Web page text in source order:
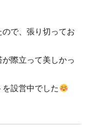
で、張り切ってお
際立って美しかっ
設営中でした